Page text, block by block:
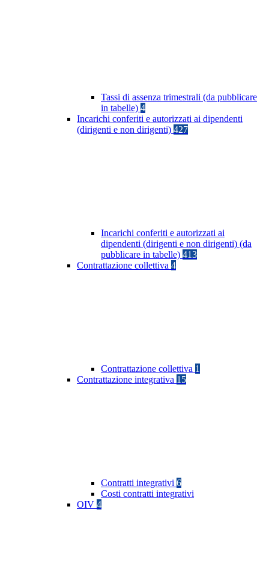
Tassi di assenza trimestrali (da pubblicare
in tabelle) 4
Incarichi conferiti e autorizzati ai dipendenti
(dirigenti e non dirigenti) 427
Incarichi conferiti e autorizzati ai
dipendenti (dirigenti e non dirigenti) (da
pubblicare in tabelle) 413
Contrattazione collettiva 4
Contrattazione collettiva 1
Contrattazione integrativa 15
Contratti integrativi 6
Costi contratti integrativi
OIV 4